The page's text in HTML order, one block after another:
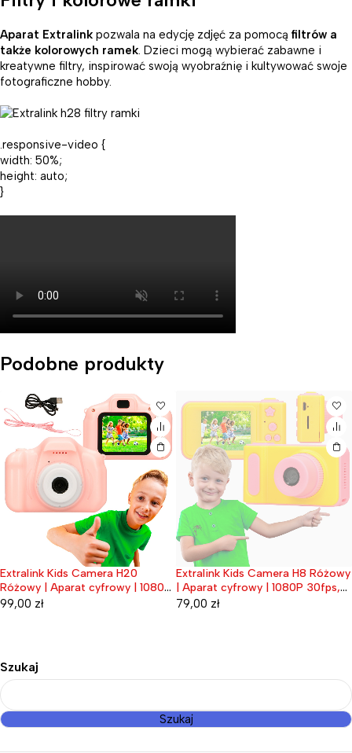
Aparat Extralink pozwala na edycję zdjęć za pomocą filtrów a
także kolorowych ramek. Dzieci mogą wybierać zabawne i
kreatywne filtry, inspirować swoją wyobraźnię i kultywować swoje
fotograficzne hobby.
.responsive-video {
width: 50%;
height: auto;
}
Podobne produkty
| 1080P
Wyprzedane
Extralink Kids Camera H8 Różowy
| Aparat cyfrowy | 1080P 30fps,
Extralink Kids Camera
Różowy | Aparat
Szukaj
Szukaj